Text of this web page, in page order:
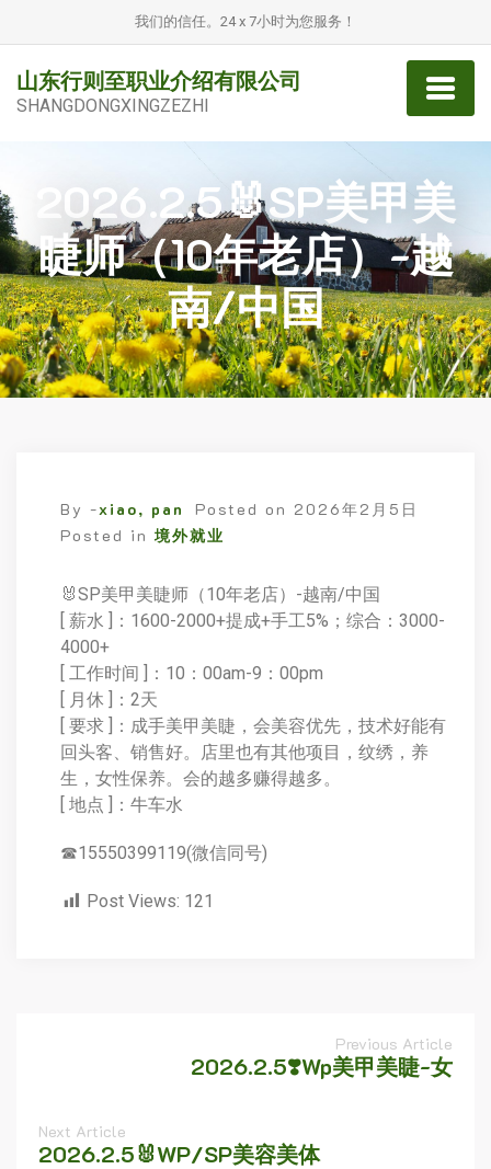
我们的信任。24 x 7小时为您服务！
山东行则至职业介绍有限公司
SHANGDONGXINGZEZHI
2026.2.5🐰SP美甲美
睫师（10年老店）-越
南/中国
By -xiao, pan Posted on 2026年2月5日
Posted in 境外就业
🐰SP美甲美睫师（10年老店）-越南/中国
[ 薪水 ]：1600-2000+提成+手工5%；综合：3000-
4000+
[ 工作时间 ]：10：00am-9：00pm
[ 月休 ]：2天
[ 要求 ]：成手美甲美睫，会美容优先，技术好能有
回头客、销售好。店里也有其他项目，纹绣，养
生，女性保养。会的越多赚得越多。
[ 地点 ]：牛车水
☎15550399119(微信同号)
Post Views: 121
Previous Article
2026.2.5❣️Wp美甲美睫-女
Next Article
2026.2.5🐰WP/SP美容美体